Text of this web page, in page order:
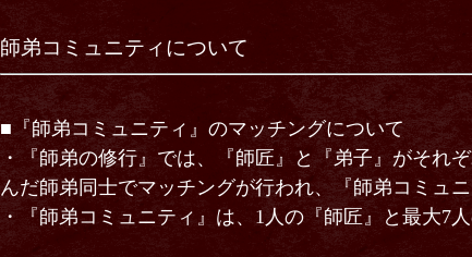
師弟コミュニティについて
■『師弟コミュニティ』のマッチングについて
・『師弟の修行』では、『師匠』と『弟子』がそれ
んだ師弟同士でマッチングが行われ、『師弟コミュ
・『師弟コミュニティ』は、1人の『師匠』と最大7